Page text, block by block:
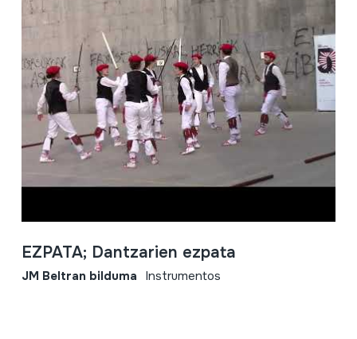
EZPATA; Dantzarien ezpata
JM Beltran bilduma Instrumentos